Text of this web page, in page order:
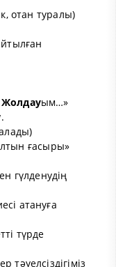
отан туралы)
Жолдауым…»
ғасыры»
гүлденудің
атануға
түрде